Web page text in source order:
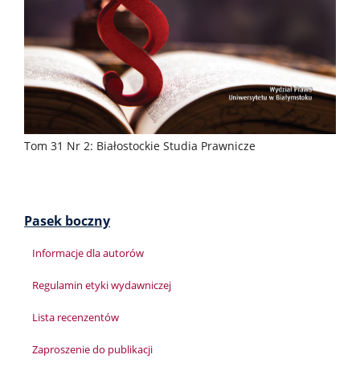
Tom 31 Nr 2: Białostockie Studia Prawnicze
Pasek boczny
Informacje dla autorów
Regulamin etyki wydawniczej
Lista recenzentów
Zaproszenie do publikacji